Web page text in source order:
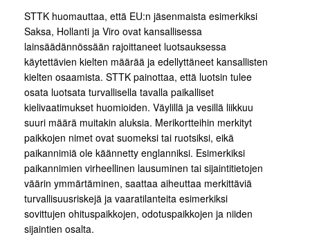
STTK huomauttaa, että EU:n jäsenmaista esimerkiksi
Saksa, Hollanti ja Viro ovat kansallisessa
lainsäädännössään rajoittaneet luotsauksessa
käytettävien kielten määrää ja edellyttäneet kansallisten
kielten osaamista. STTK painottaa, että luotsin tulee
osata luotsata turvallisella tavalla paikalliset
kielivaatimukset huomioiden. Väylillä ja vesillä liikkuu
suuri määrä muitakin aluksia. Merikortteihin merkityt
paikkojen nimet ovat suomeksi tai ruotsiksi, eikä
paikannimiä ole käännetty englanniksi. Esimerkiksi
paikannimien virheellinen lausuminen tai sijaintitietojen
väärin ymmärtäminen, saattaa aiheuttaa merkittäviä
turvallisuusriskejä ja vaaratilanteita esimerkiksi
sovittujen ohituspaikkojen, odotuspaikkojen ja niiden
sijaintien osalta.